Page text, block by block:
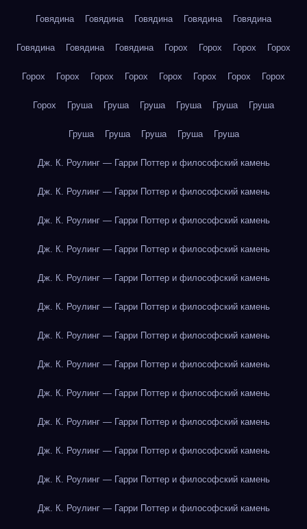
Говядина Говядина Говядина Говядина Говядина
Говядина Говядина Говядина Горох Горох Горох Горох
Горох Горох Горох Горох Горох Горох Горох Горох
Горох Груша Груша Груша Груша Груша Груша
Груша Груша Груша Груша Груша
Дж. К. Роулинг — Гарри Поттер и философский камень
Дж. К. Роулинг — Гарри Поттер и философский камень
Дж. К. Роулинг — Гарри Поттер и философский камень
Дж. К. Роулинг — Гарри Поттер и философский камень
Дж. К. Роулинг — Гарри Поттер и философский камень
Дж. К. Роулинг — Гарри Поттер и философский камень
Дж. К. Роулинг — Гарри Поттер и философский камень
Дж. К. Роулинг — Гарри Поттер и философский камень
Дж. К. Роулинг — Гарри Поттер и философский камень
Дж. К. Роулинг — Гарри Поттер и философский камень
Дж. К. Роулинг — Гарри Поттер и философский камень
Дж. К. Роулинг — Гарри Поттер и философский камень
Дж. К. Роулинг — Гарри Поттер и философский камень